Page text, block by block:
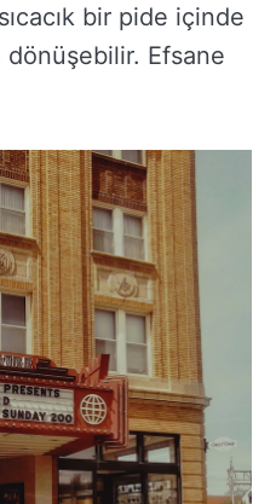
bir pide içinde
Efsane